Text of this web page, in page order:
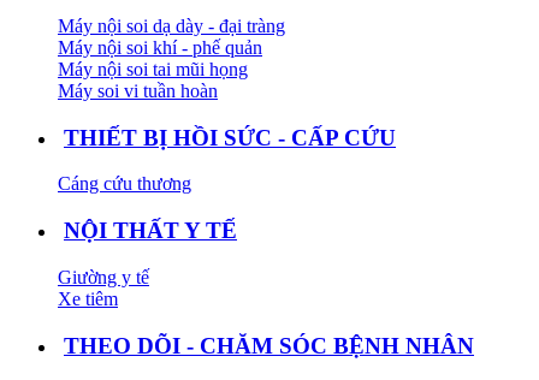
Máy nội soi dạ dày - đại tràng
Máy nội soi khí - phế quản
Máy nội soi tai mũi họng
Máy soi vi tuần hoàn
THIẾT BỊ HỒI SỨC - CẤP CỨU
Cáng cứu thương
NỘI THẤT Y TẾ
Giường y tế
Xe tiêm
THEO DÕI - CHĂM SÓC BỆNH NHÂN